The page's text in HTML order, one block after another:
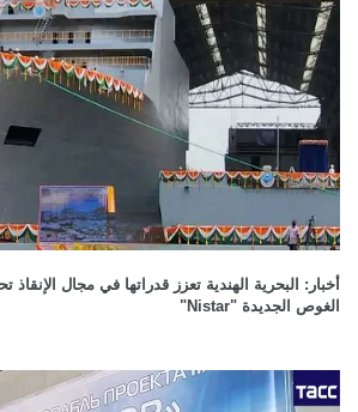
أخبار: البحرية الهندية تعزز قدراتها في مجال
الغوص الجديدة "Nistar"